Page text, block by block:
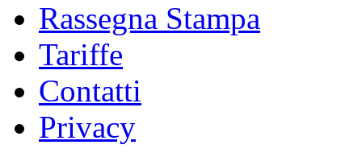
Rassegna Stampa
Tariffe
Contatti
Privacy